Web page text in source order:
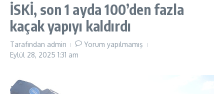
İSKİ, son 1 ayda 100’den fazla
kaçak yapıyı kaldırdı
Tarafından admin
Yorum yapılmamış
Eylül 28, 2025 1:31 am